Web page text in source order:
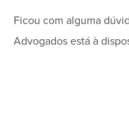
Ficou com alguma
Advogados está à